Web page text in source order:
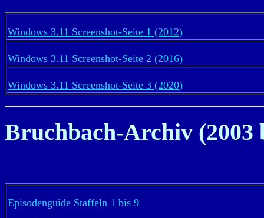
Windows 3.11 Screenshot-Seite 1 (2012)
Windows 3.11 Screenshot-Seite 2 (2016)
Windows 3.11 Screenshot-Seite 3 (2020)
Bruchbach-Archiv (2003
Episodenguide Staffeln 1 bis 9